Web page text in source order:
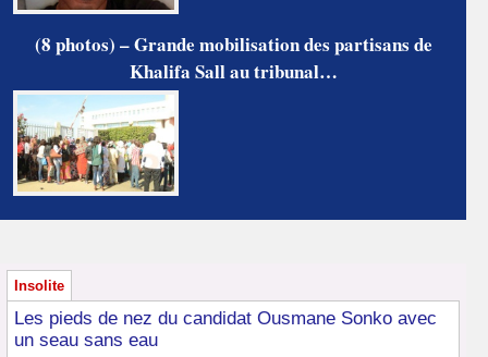
(8 photos) – Grande mobilisation des partisans de
Khalifa Sall au tribunal…
Insolite
Les pieds de nez du candidat Ousmane Sonko avec
un seau sans eau